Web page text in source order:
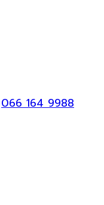
066 164 9988